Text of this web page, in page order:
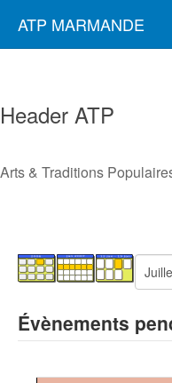
ATP MARMANDE
Header ATP
Arts & Traditions
Évènements